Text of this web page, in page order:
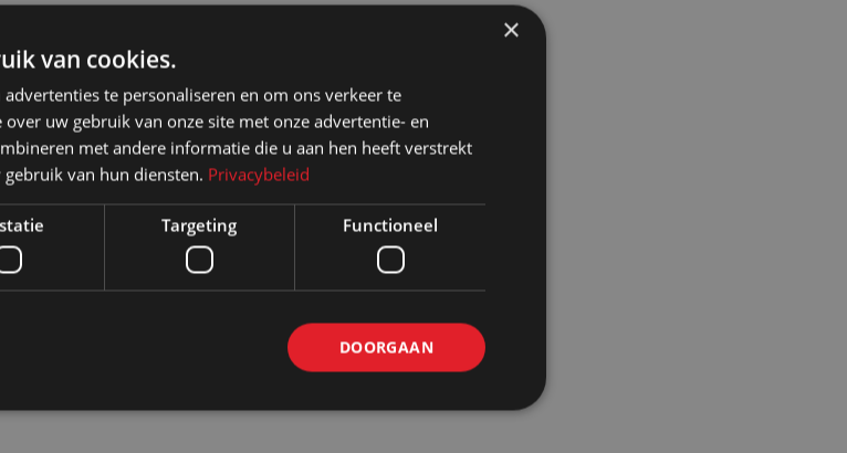
×
van cookies.
te personaliseren en om ons verkeer te
uw gebruik van onze site met onze advertentie- en
met andere informatie die u aan hen heeft verstrekt
van hun diensten. Privacybeleid
Targeting Functioneel
DOORGAAN